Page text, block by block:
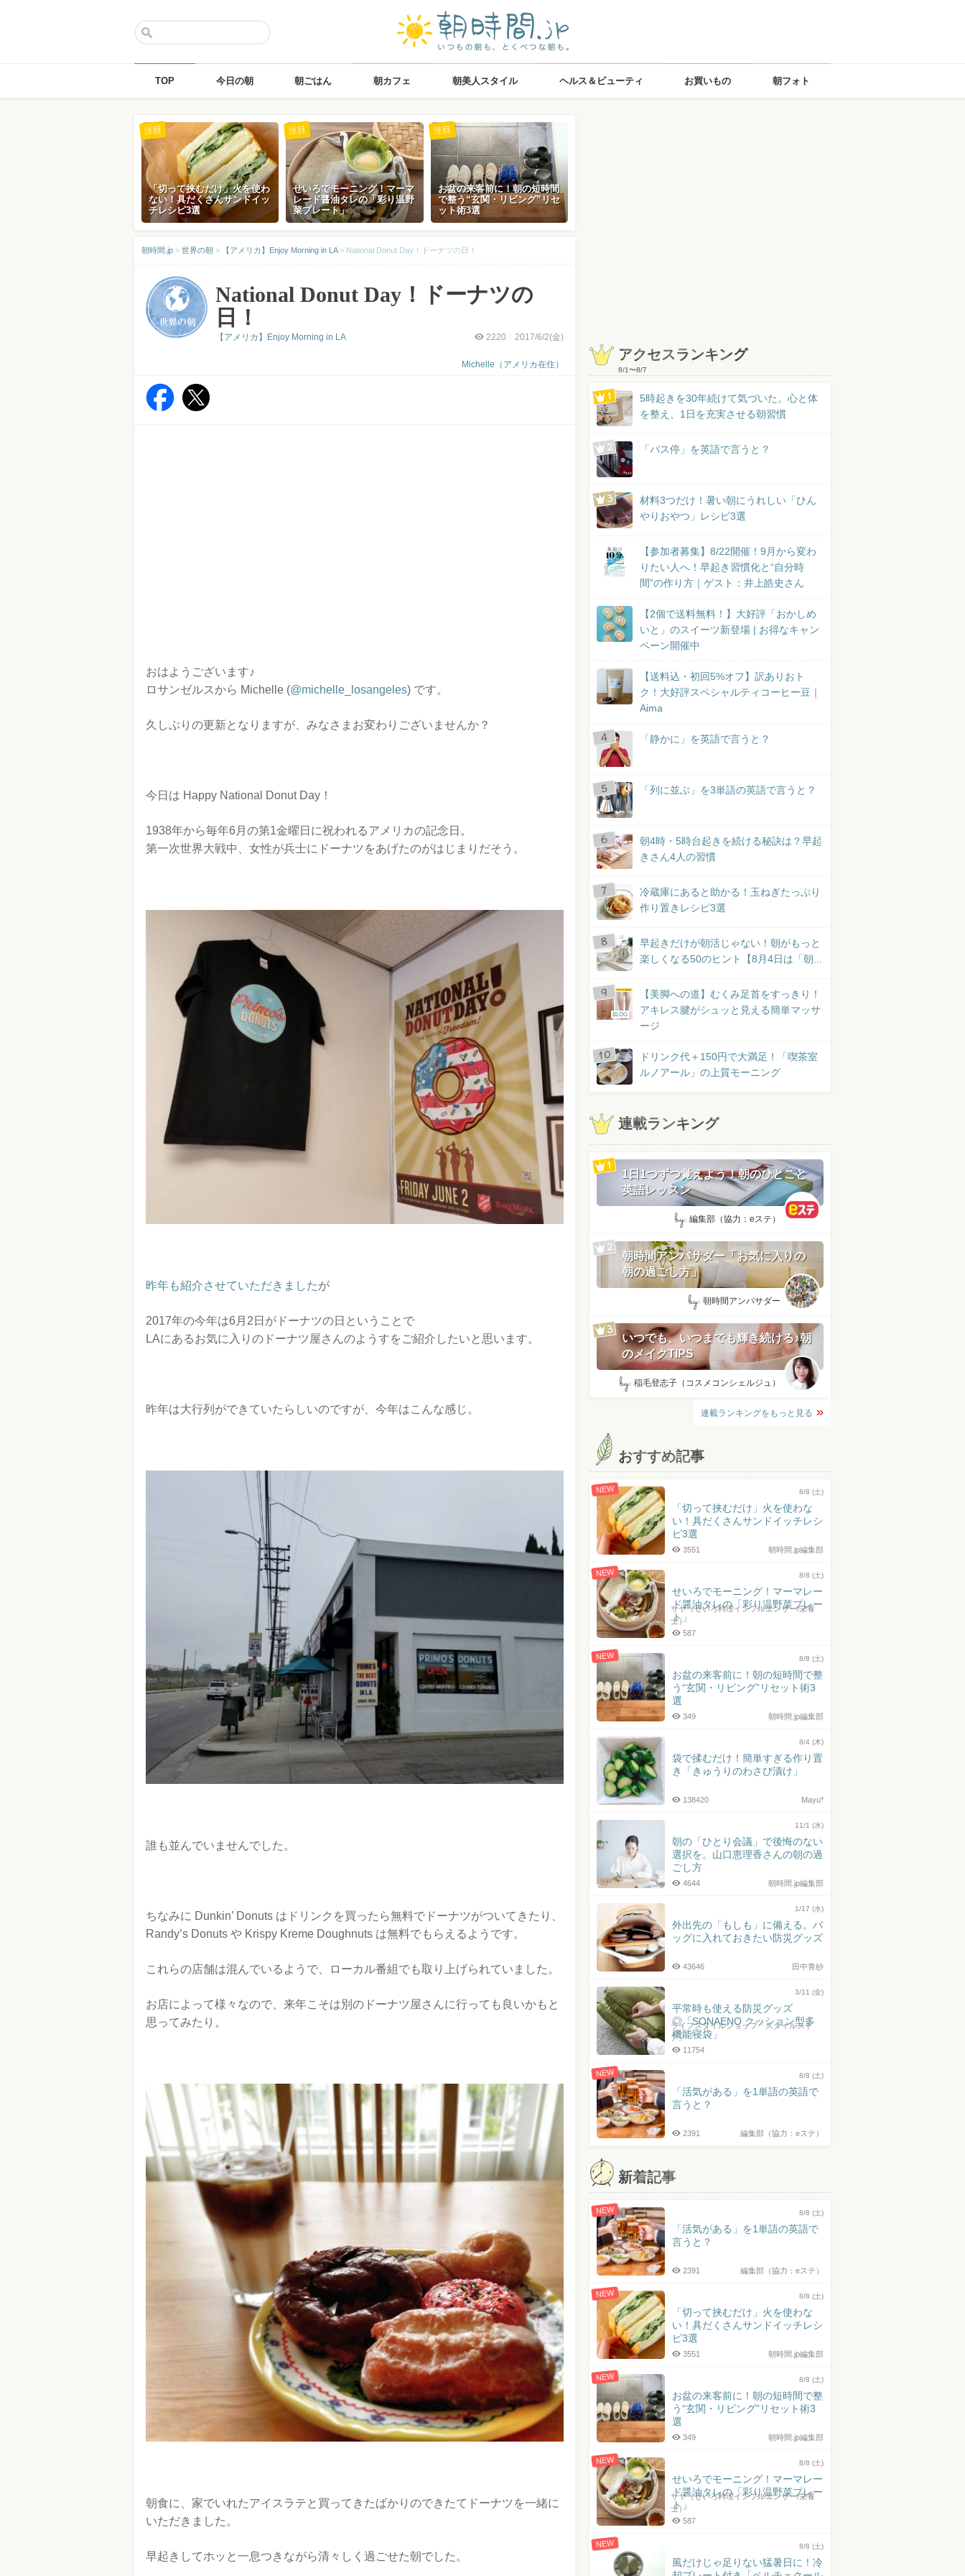
TOP 今日の朝 朝ごはん 朝カフェ 朝美人スタイル ヘルス＆ビューティ お買いもの 朝フォト
「切って挟むだけ」火を使わ
ない！具だくさんサンドイッ
チレシピ3選
注目
せいろでモーニング！マーマ
レード醤油タレの「彩り温野
菜プレート」
注目
お盆の来客前に！朝の短時間
で整う“玄関・リビング”リセ
ット術3選
注目
朝時間.jp > 世界の朝 > 【アメリカ】Enjoy Morning in LA> National Donut Day！ドーナツの日！
National Donut Day！ドーナツの
日！
2220 2017/6/2(金)
Michelle（アメリカ在住）
【アメリカ】Enjoy Morning in LA
おはようございます♪
ロサンゼルスから Michelle (@michelle_losangeles) です。
久しぶりの更新となりますが、みなさまお変わりございませんか？
今日は Happy National Donut Day！
1938年から毎年6月の第1金曜日に祝われるアメリカの記念日。
第一次世界大戦中、女性が兵士にドーナツをあげたのがはじまりだそう。
昨年も紹介させていただきましたが
2017年の今年は6月2日がドーナツの日ということで
LAにあるお気に入りのドーナツ屋さんのようすをご紹介したいと思います。
昨年は大行列ができていたらしいのですが、今年はこんな感じ。
誰も並んでいませんでした。
ちなみに Dunkin’ Donuts はドリンクを買ったら無料でドーナツがついてきたり、
Randy’s Donuts や Krispy Kreme Doughnuts は無料でもらえるようです。
これらの店舗は混んでいるようで、ローカル番組でも取り上げられていました。
お店によって様々なので、来年こそは別のドーナツ屋さんに行っても良いかもと
思ってみたり。
朝食に、家でいれたアイスラテと買ってきたばかりのできたてドーナツを一緒に
いただきました。
早起きしてホッと一息つきながら清々しく過ごせた朝でした。
アクセスランキング
8/1〜8/7
5時起きを30年続けて気づいた。心と体
を整え、1日を充実させる朝習慣
「バス停」を英語で言うと？
材料3つだけ！暑い朝にうれしい「ひん
やりおやつ」レシピ3選
【参加者募集】8/22開催！9月から変わ
りたい人へ！早起き習慣化と“自分時
間”の作り方｜ゲスト：井上皓史さん
【2個で送料無料！】大好評「おかしめ
いと」のスイーツ新登場 | お得なキャン
ペーン開催中
【送料込・初回5%オフ】訳ありおト
ク！大好評スペシャルティコーヒー豆｜
Aima
「静かに」を英語で言うと？
「列に並ぶ」を3単語の英語で言うと？
朝4時・5時台起きを続ける秘訣は？早起
きさん4人の習慣
冷蔵庫にあると助かる！玉ねぎたっぷり
作り置きレシピ3選
早起きだけが朝活じゃない！朝がもっと
楽しくなる50のヒント【8月4日は「朝...
BLOG
【美脚への道】むくみ足首をすっきり！
アキレス腱がシュッと見える簡単マッサ
ージ
ドリンク代＋150円で大満足！「喫茶室
ルノアール」の上質モーニング
連載ランキング
1日1つずつ覚えよう！朝のひとこと
英語レッスン
by: 編集部（協力：eステ）
朝時間アンバサダー「お気に入りの
朝の過ごし方」
by: 朝時間アンバサダー
いつでも、いつまでも輝き続ける♪朝
のメイクTIPS
by: 稲毛登志子（コスメコンシェルジュ）
連載ランキングをもっと見る
おすすめ記事
NEW 8/8 (土)
「切って挟むだけ」火を使わな
い！具だくさんサンドイッチレシ
ピ3選
朝時間.jp編集部
3551
NEW 8/8 (土)
せいろでモーニング！マーマレー
ド醤油タレの「彩り温野菜プレー
ト」
サヤ（せいろ料理インフルエンサー/栄養
士）
587
NEW 8/8 (土)
お盆の来客前に！朝の短時間で整
う“玄関・リビング”リセット術3
選
朝時間.jp編集部
349
8/4 (木)
袋で揉むだけ！簡単すぎる作り置
き「きゅうりのわさび漬け」
Mayu*
138420
11/1 (水)
朝の「ひとり会議」で後悔のない
選択を。山口恵理香さんの朝の過
ごし方
朝時間.jp編集部
4644
1/17 (水)
外出先の「もしも」に備える。バ
ッグに入れておきたい防災グッズ
田中青紗
43646
3/11 (金)
平常時も使える防災グッズ
◎「SONAENO クッション型多
機能寝袋」
ライフスタイルショップ「スタイルスト
ア」
11754
NEW 8/8 (土)
「活気がある」を1単語の英語で
言うと？
編集部（協力：eステ）
2391
新着記事
NEW 8/8 (土)
「活気がある」を1単語の英語で
言うと？
編集部（協力：eステ）
2391
NEW 8/8 (土)
「切って挟むだけ」火を使わな
い！具だくさんサンドイッチレシ
ピ3選
朝時間.jp編集部
3551
NEW 8/8 (土)
お盆の来客前に！朝の短時間で整
う“玄関・リビング”リセット術3
選
朝時間.jp編集部
349
NEW 8/8 (土)
せいろでモーニング！マーマレー
ド醤油タレの「彩り温野菜プレー
ト」
サヤ（せいろ料理インフルエンサー/栄養
士）
587
NEW 8/8 (土)
風だけじゃ足りない猛暑日に！冷